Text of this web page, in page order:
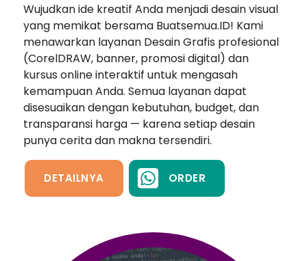
Wujudkan ide kreatif Anda menjadi desain visual
yang memikat bersama Buatsemua.ID! Kami
menawarkan layanan Desain Grafis profesional
(CorelDRAW, banner, promosi digital) dan
kursus online interaktif untuk mengasah
kemampuan Anda. Semua layanan dapat
disesuaikan dengan kebutuhan, budget, dan
transparansi harga — karena setiap desain
punya cerita dan makna tersendiri.
DETAILNYA ORDER